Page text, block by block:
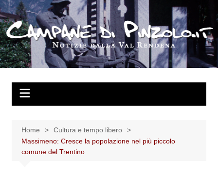
Salta
al
contenuto
Home
Cultura e tempo libero
Massimeno: Cresce la popolazione nel più piccolo
comune del Trentino